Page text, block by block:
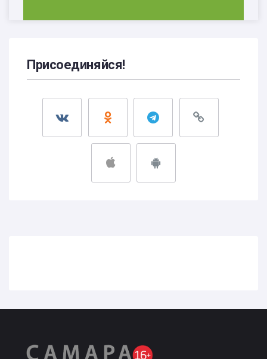
Присоединяйся!